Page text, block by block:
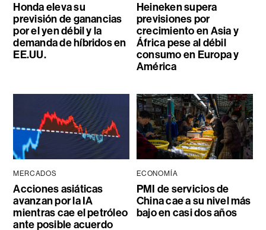
Honda eleva su
previsión de ganancias
por el yen débil y la
demanda de híbridos en
EE.UU.
Heineken supera
previsiones por
crecimiento en Asia y
África pese al débil
consumo en Europa y
América
MERCADOS
Acciones asiáticas
avanzan por la IA
mientras cae el petróleo
ante posible acuerdo
ECONOMÍA
PMI de servicios de
China cae a su nivel más
bajo en casi dos años